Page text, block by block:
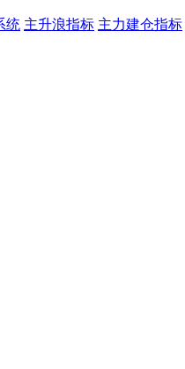
统 主升浪指标 主力建仓指标